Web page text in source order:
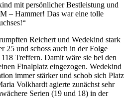
mit persönlicher Bestleistung und
– Hammer! Das war eine tolle
Reichert und Wedekind stark
25 und schoss auch in der Folge
Treffern. Damit wäre sie bei den
Finalplatz eingezogen. Wedekind
immer stärker und schob sich Platz
Volkhardt agierte zunächst sehr
Serien (19 und 18) in der